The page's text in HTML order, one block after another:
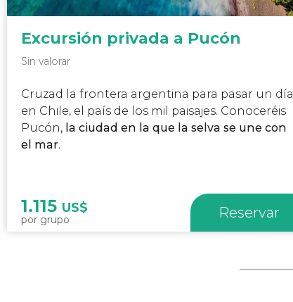
Excursión privada a Pucón
Sin valorar
Cruzad la frontera argentina para pasar un día
en Chile, el país de los mil paisajes. Conoceréis
Pucón, la ciudad en la que la selva se une con
el mar.
1.115 US$
por grupo Reservar